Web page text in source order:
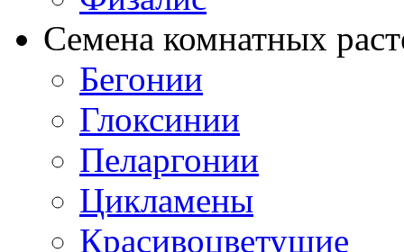
Семена комнатных
Бегонии
Глоксинии
Пеларгонии
Цикламены
Красивоцветущие